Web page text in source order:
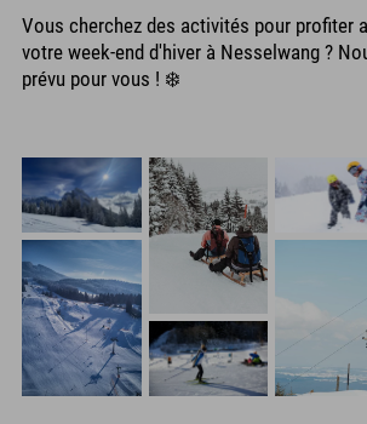
Vous cherchez des activités pour profiter
votre week-end d'hiver à Nesselwang ?
prévu pour vous ! ❄️